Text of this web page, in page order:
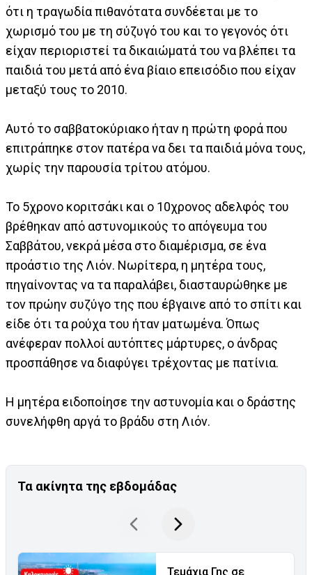
ότι η τραγωδία πιθανότατα συνδέεται με το
χωρισμό του με τη σύζυγό του και το γεγονός ότι
είχαν περιοριστεί τα δικαιώματά του να βλέπει τα
παιδιά του μετά από ένα βίαιο επεισόδιο που είχαν
μεταξύ τους το 2010.
Αυτό το σαββατοκύριακο ήταν η πρώτη φορά που
επιτράπηκε στον πατέρα να δει τα παιδιά μόνα τους,
χωρίς την παρουσία τρίτου ατόμου.
Το 5χρονο κοριτσάκι και ο 10χρονος αδελφός του
βρέθηκαν από αστυνομικούς το απόγευμα του
Σαββάτου, νεκρά μέσα στο διαμέρισμα, σε ένα
προάστιο της Λιόν. Νωρίτερα, η μητέρα τους,
πηγαίνοντας να τα παραλάβει, διασταυρώθηκε με
τον πρώην συζύγο της που έβγαινε από το σπίτι και
είδε ότι τα ρούχα του ήταν ματωμένα. Όπως
ανέφεραν πολλοί αυτόπτες μάρτυρες, ο άνδρας
προσπάθησε να διαφύγει τρέχοντας με πατίνια.
Η μητέρα ειδοποίησε την αστυνομία και ο δράστης
συνελήφθη αργά το βράδυ στη Λιόν.
Τα ακίνητα της εβδομάδας
Τεμάχια Γης σε